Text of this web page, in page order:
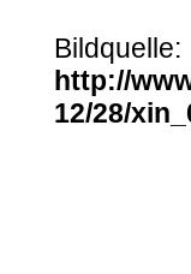
Bildquelle:
http://
12/28/